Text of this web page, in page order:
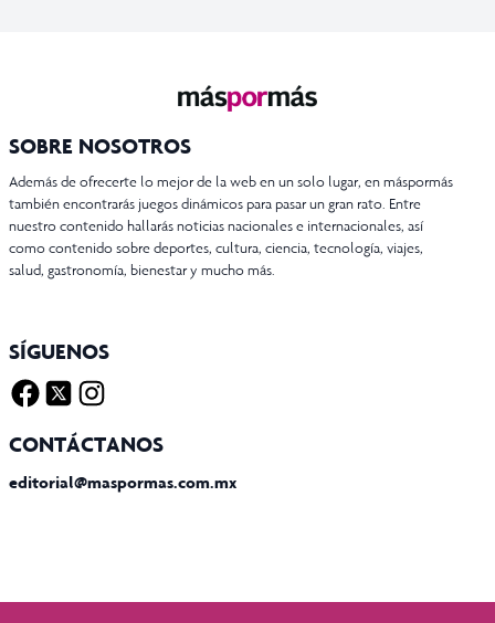
SOBRE NOSOTROS
Además de ofrecerte lo mejor de la web en un solo lugar, en máspormás
también encontrarás juegos dinámicos para pasar un gran rato. Entre
nuestro contenido hallarás noticias nacionales e internacionales, así
como contenido sobre deportes, cultura, ciencia, tecnología, viajes,
salud, gastronomía, bienestar y mucho más.
SÍGUENOS
CONTÁCTANOS
editorial@maspormas.com.mx